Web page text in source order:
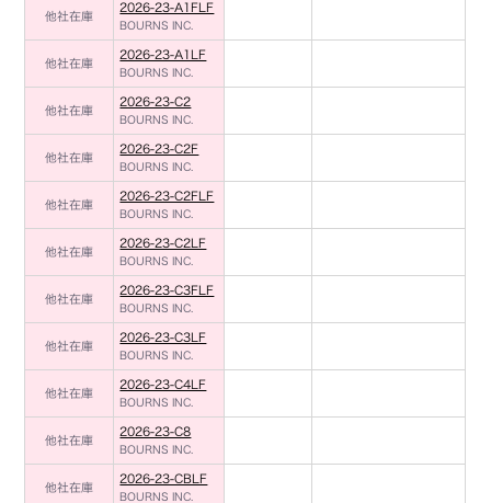
他社在庫
2026-23-A1FLF
BOURNS INC.
他社在庫
2026-23-A1LF
BOURNS INC.
他社在庫
2026-23-C2
BOURNS INC.
他社在庫
2026-23-C2F
BOURNS INC.
他社在庫
2026-23-C2FLF
BOURNS INC.
他社在庫
2026-23-C2LF
BOURNS INC.
他社在庫
2026-23-C3FLF
BOURNS INC.
他社在庫
2026-23-C3LF
BOURNS INC.
他社在庫
2026-23-C4LF
BOURNS INC.
他社在庫
2026-23-C8
BOURNS INC.
他社在庫
2026-23-CBLF
BOURNS INC.